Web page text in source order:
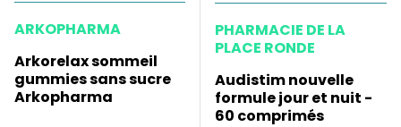
ARKOPHARMA
Arkorelax sommeil
gummies sans sucre
Arkopharma
PHARMACIE DE LA
PLACE RONDE
Audistim nouvelle
formule jour et nuit -
60 comprimés